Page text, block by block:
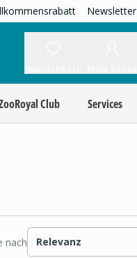
Newsletter
Club Services
nach Relevanz